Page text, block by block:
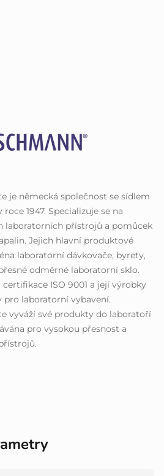
je německá společnost se sídlem
1947. Specializuje se na
laboratorních přístrojů a pomůcek
Jejich hlavní produktové
laboratorní dávkovače, byrety,
odměrné laboratorní sklo.
ISO 9001 a její výrobky
laboratorní vybavení.
vyváží své produkty do laboratoří
pro vysokou přesnost a